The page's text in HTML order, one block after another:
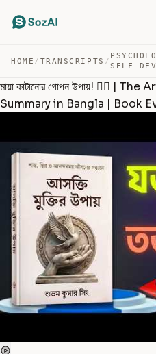
HOME / TRANSCRIPTS /
SELF-
মায়া কাটানোর গোপন উপায়! 🧘‍♂️ |
Summary in Bangla | Book